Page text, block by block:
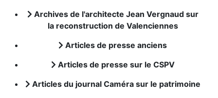
Archives de l'architecte Jean Vergnaud sur
la reconstruction de Valenciennes
Articles de presse anciens
Articles de presse sur le CSPV
Articles du journal Caméra sur le patrimoine